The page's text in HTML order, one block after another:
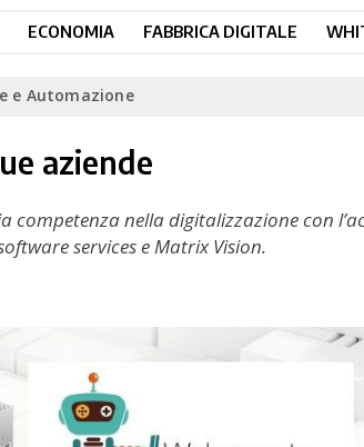
ECONOMIA FABBRICA DIGITALE
e Automazione
aziende
nella digitalizzazione con
services e Matrix Vision.